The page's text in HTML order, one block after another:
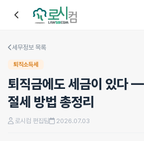
세무정보 목록
퇴직소득세
퇴직금에도 세금이 있다
절세 방법 총정리
로시컴 편집팀 2026.07.03